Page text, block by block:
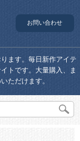
お問い合わせ
ます。毎日新作アイテ
トです。大量購入、ま
ただけます。